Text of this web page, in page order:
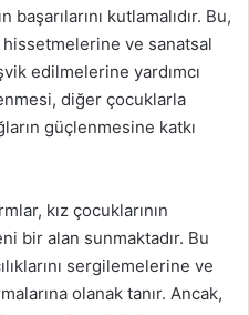
kutlamalıdır. Bu,
ve sanatsal
edilmelerine yardımcı
diğer çocuklarla
güçlenmesine katkı
kız çocuklarının
bir alan sunmaktadır. Bu
sergilemelerine ve
olanak tanır. Ancak,